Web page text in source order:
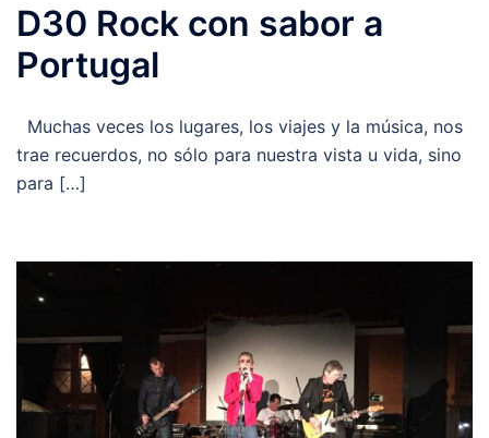
D30 Rock con sabor a
Portugal
Muchas veces los lugares, los viajes y la música, nos
trae recuerdos, no sólo para nuestra vista u vida, sino
para […]